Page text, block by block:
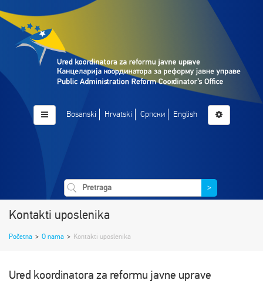
Bosanski Hrvatski Српски English
>
Kontakti uposlenika
Početna > O nama > Kontakti uposlenika
Ured koordinatora za reformu javne uprave